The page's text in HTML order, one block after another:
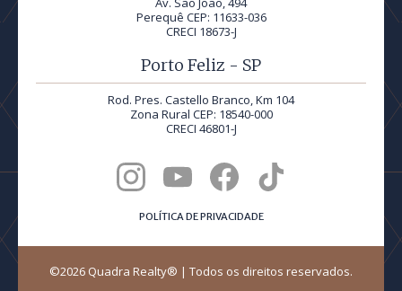
Perequê CEP: 11633-036
CRECI 18673-J
Porto Feliz - SP
Rod. Pres. Castello Branco, Km 104
Zona Rural CEP: 18540-000
CRECI 46801-J
POLÍTICA DE PRIVACIDADE
©2026 Quadra Realty® | Todos os direitos reservados.